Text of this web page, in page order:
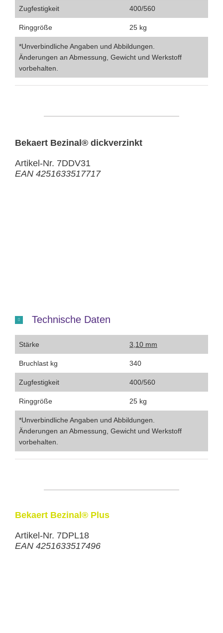
Zugfestigkeit 400/560
Ringgröße 25 kg
*Unverbindliche Angaben und Abbildungen.
Änderungen an Abmessung, Gewicht und Werkstoff
vorbehalten.
Bekaert Bezinal® dickverzinkt
Artikel-Nr. 7DDV31
EAN 4251633517717
Technische Daten
Stärke 3,10 mm
Bruchlast kg 340
Zugfestigkeit 400/560
Ringgröße 25 kg
*Unverbindliche Angaben und Abbildungen.
Änderungen an Abmessung, Gewicht und Werkstoff
vorbehalten.
Bekaert Bezinal® Plus
Artikel-Nr. 7DPL18
EAN 4251633517496